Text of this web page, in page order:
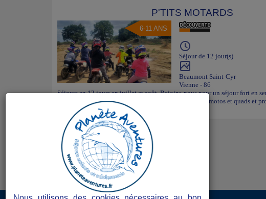
P'TITS MOTARDS
6-11 ANS
Séjour de 12 jour(s)
Beaumont Saint-Cyr
Vienne - 86
Séjours en 12 jours en juillet et août. Rejoins-nous pour un séjour fort en
t'emmenons dans la Vienne où tu pourras conduire nos motos et quads et
Futuroscope ! 2.15.1.0